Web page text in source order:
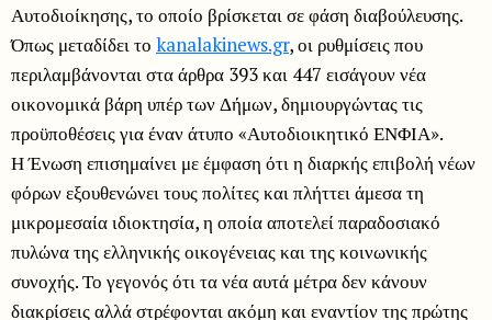
Αυτοδιοίκησης, το οποίο βρίσκεται σε φάση διαβούλευσης.
Όπως μεταδίδει το kanalakinews.gr, οι ρυθμίσεις που
περιλαμβάνονται στα άρθρα 393 και 447 εισάγουν νέα
οικονομικά βάρη υπέρ των Δήμων, δημιουργώντας τις
προϋποθέσεις για έναν άτυπο «Αυτοδιοικητικό ΕΝΦΙΑ».
Η Ένωση επισημαίνει με έμφαση ότι η διαρκής επιβολή νέων
φόρων εξουθενώνει τους πολίτες και πλήττει άμεσα τη
μικρομεσαία ιδιοκτησία, η οποία αποτελεί παραδοσιακό
πυλώνα της ελληνικής οικογένειας και της κοινωνικής
συνοχής. Το γεγονός ότι τα νέα αυτά μέτρα δεν κάνουν
διακρίσεις αλλά στρέφονται ακόμη και εναντίον της πρώτης